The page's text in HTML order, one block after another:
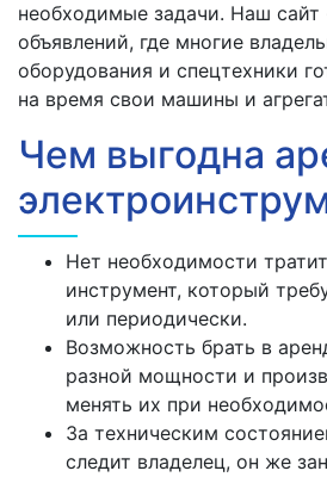
необходимые задачи. Наш
объявлений, где многие
оборудования и спецтехники
на время свои машины и
Чем выгодна
Нет необходимости
инструмент, который
или периодически.
Возможность брать в
разной мощности и
менять их при
За техническим
следит владелец, он же